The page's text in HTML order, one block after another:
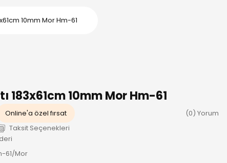
10mm Mor Hm-61
183x61cm 10mm Mor Hm-61
Online'a özel fırsat
(0) Yorum
Taksit Seçenekleri
61/Mor